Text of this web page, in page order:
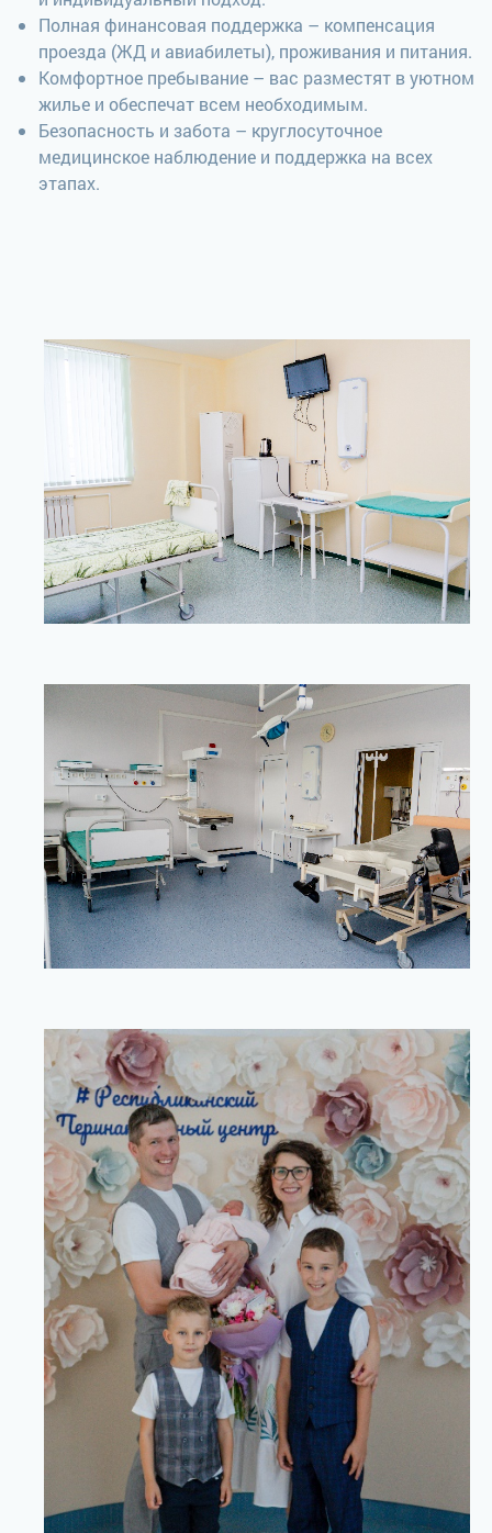
Полная финансовая поддержка – компенсация
проезда (ЖД и авиабилеты), проживания и питания.
Комфортное пребывание – вас разместят в уютном
жилье и обеспечат всем необходимым.
Безопасность и забота – круглосуточное
медицинское наблюдение и поддержка на всех
этапах.